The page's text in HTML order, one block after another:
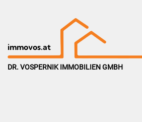
immovos.at
DR. VOSPERNIK IMMOBILIEN GMBH